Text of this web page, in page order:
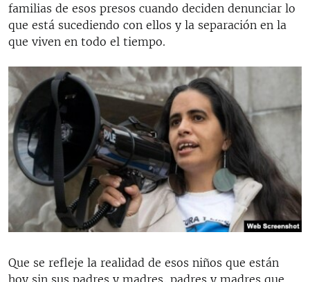
familias de esos presos cuando deciden denunciar lo
que está sucediendo con ellos y la separación en la
que viven en todo el tiempo.
Que se refleje la realidad de esos niños que están
hoy sin sus padres y madres, padres y madres que